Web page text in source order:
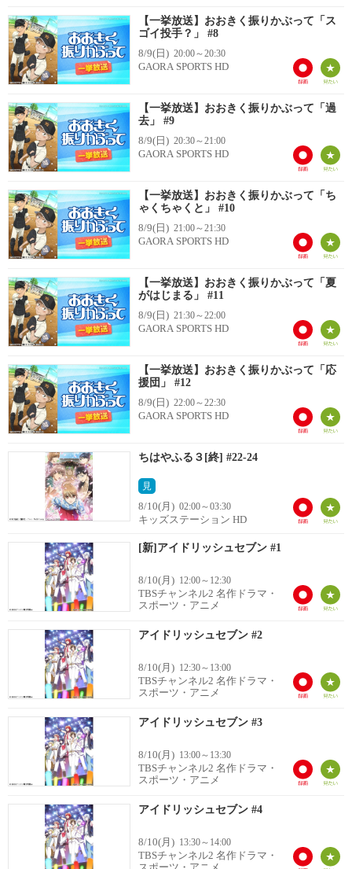
【一挙放送】おおきく振りかぶって「ス
ゴイ投手？」 #8
8/9(日) 20:00～20:30
GAORA SPORTS HD
【一挙放送】おおきく振りかぶって「過
去」 #9
8/9(日) 20:30～21:00
GAORA SPORTS HD
【一挙放送】おおきく振りかぶって「ち
ゃくちゃくと」 #10
8/9(日) 21:00～21:30
GAORA SPORTS HD
【一挙放送】おおきく振りかぶって「夏
がはじまる」 #11
8/9(日) 21:30～22:00
GAORA SPORTS HD
【一挙放送】おおきく振りかぶって「応
援団」 #12
8/9(日) 22:00～22:30
GAORA SPORTS HD
ちはやふる３[終] #22-24
見
8/10(月) 02:00～03:30
キッズステーション HD
[新]アイドリッシュセブン #1
8/10(月) 12:00～12:30
TBSチャンネル2 名作ドラマ・
スポーツ・アニメ
アイドリッシュセブン #2
8/10(月) 12:30～13:00
TBSチャンネル2 名作ドラマ・
スポーツ・アニメ
アイドリッシュセブン #3
8/10(月) 13:00～13:30
TBSチャンネル2 名作ドラマ・
スポーツ・アニメ
アイドリッシュセブン #4
8/10(月) 13:30～14:00
TBSチャンネル2 名作ドラマ・